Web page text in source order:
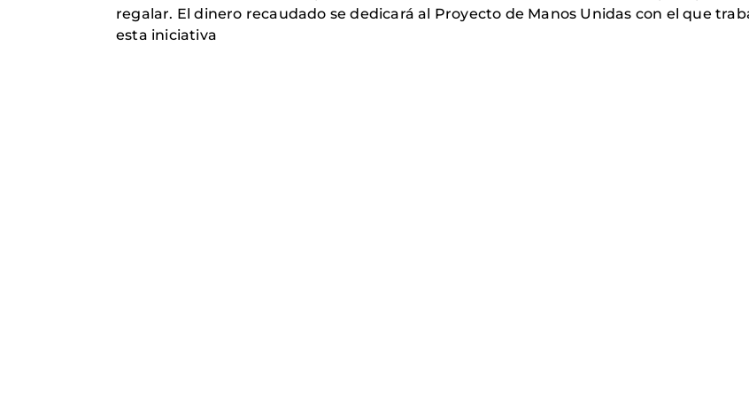
regalar. El dinero recaudado se dedicará al Proyecto de Manos Unidas con el que
esta iniciativa